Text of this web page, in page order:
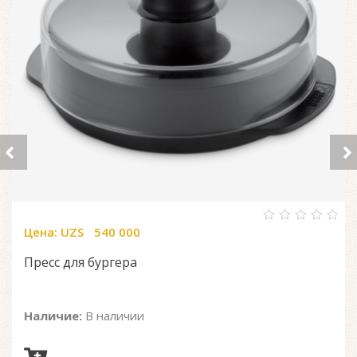
Цена: UZS 540 000
Пресс для бургера
Наличие: В наличии